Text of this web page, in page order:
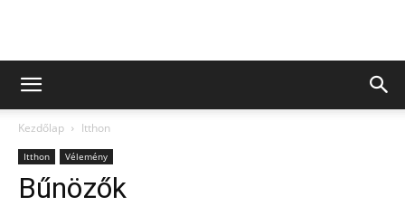
Kezdőlap Itthon
Itthon Vélemény
Bűnözők